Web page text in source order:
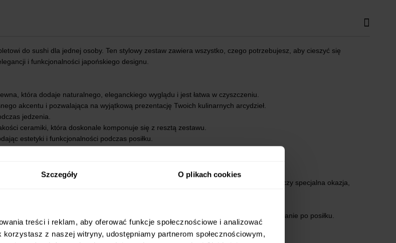
Szczegóły O plikach cookies
treści i reklam, aby oferować funkcje społecznościowe i analizować
z naszej witryny, udostępniamy partnerom społecznościowym,
do sushi dla jednej osoby. Ten stylowy zestaw zawiera wszystko, czego potrzebujesz, aby cieszyć się
i funkcjonalności japońskiego designu.
która dodaje naturalnego, eleganckiego wyglądu i jest łatwa w czyszczeniu.
akcentu i pozwalająca na wyjątkową prezentację Twoich kulinarnych arcydzieł.
jedzenia.
ceramiki, która doskonale komponuje się z resztą zestawu.
estetyki i funkcjonalności podczas posiłku.
klasy i elegancji do Twoich posiłków. bez względu na to, czy jest to codzienny obiad, czy specjalna okazja,
czyni go niezwykle praktycznym i wygodnym w użytkowaniu.
i konserwacji, co pozwala na szybkie i bezproblemowe przygotowanie oraz sprzątanie po posiłku.
sushi . od urodzin po drobne upominki.